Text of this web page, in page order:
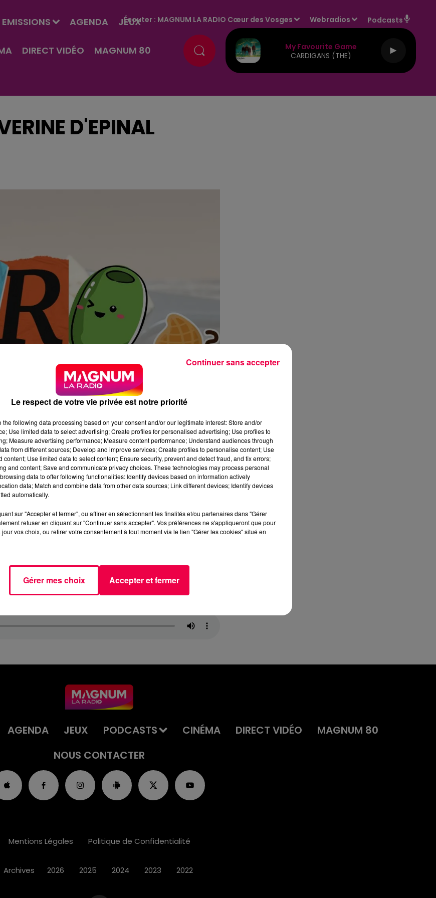
EMISSIONS AGENDA JEUX
DIRECT VIDÉO MAGNUM 80
Écouter : MAGNUM LA RADIO Cœur des Vosges Webradios Podcasts
My Favourite Game
CARDIGANS (THE)
D'EPINAL
AGENDA JEUX PODCASTS CINÉMA DIRECT VIDÉO
MAGNUM 80
NOUS CONTACTER
Mentions Légales Politique de Confidentialité
Archives 2026 2025 2024 2023 2022
Le respect de votre vie privée est notre priorité
the following data processing based on your consent and/or our legitimate interest: Store and/or
Use limited data to select advertising; Create profiles for personalised advertising; Use profiles to
Measure advertising performance; Measure content performance; Understand audiences through
from different sources; Develop and improve services; Create profiles to personalise content; Use
Use limited data to select content; Ensure security, prevent and detect fraud, and fix errors;
and content; Save and communicate privacy choices. These technologies may process personal
data to offer following functionalities: Identify devices based on information actively
data; Match and combine data from other data sources; Link different devices; Identify devices
automatically.
sur "Accepter et fermer", ou affiner en sélectionnant les finalités et/ou partenaires dans "Gérer
refuser en cliquant sur "Continuer sans accepter". Vos préférences ne s'appliqueront que pour
vos choix, ou retirer votre consentement à tout moment via le lien "Gérer les cookies" situé en
Gérer mes choix Accepter et fermer
Continuer sans accepter